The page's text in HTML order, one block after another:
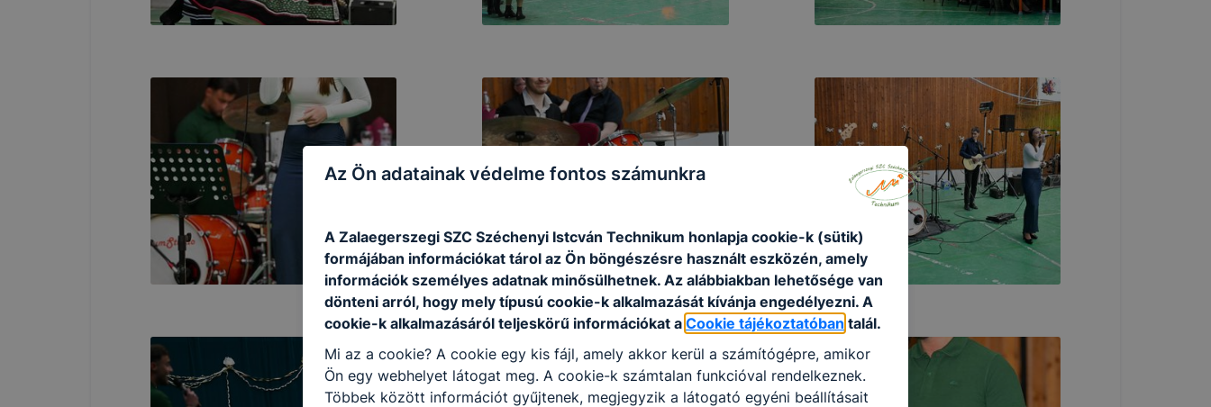
Az Ön adatainak védelme fontos számunkra
A Zalaegerszegi SZC Széchenyi Istcván Technikum honlapja cookie-k (sütik)
formájában információkat tárol az Ön böngészésre használt eszközén, amely
információk személyes adatnak minősülhetnek. Az alábbiakban lehetősége van
dönteni arról, hogy mely típusú cookie-k alkalmazását kívánja engedélyezni. A
cookie-k alkalmazásáról teljeskörű információkat a Cookie tájékoztatóban talál.
Mi az a cookie? A cookie egy kis fájl, amely akkor kerül a számítógépre, amikor
Ön egy webhelyet látogat meg. A cookie-k számtalan funkcióval rendelkeznek.
Többek között információt gyűjtenek, megjegyzik a látogató egyéni beállításait